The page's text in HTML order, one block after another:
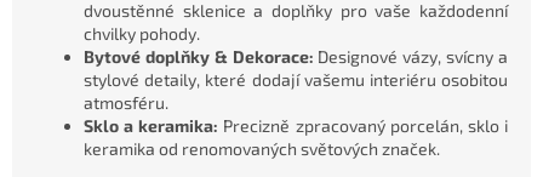
dvoustěnné sklenice a doplňky pro vaše každodenní
chvilky pohody.
Bytové doplňky & Dekorace: Designové vázy, svícny a
stylové detaily, které dodají vašemu interiéru osobitou
atmosféru.
Sklo a keramika: Precizně zpracovaný porcelán, sklo i
keramika od renomovaných světových značek.